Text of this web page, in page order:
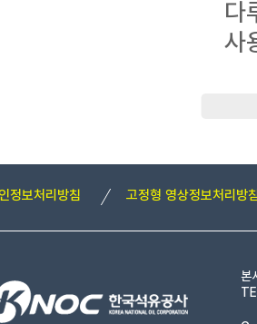
다
사
정보처리방침 고정형 영상정보처리방
본